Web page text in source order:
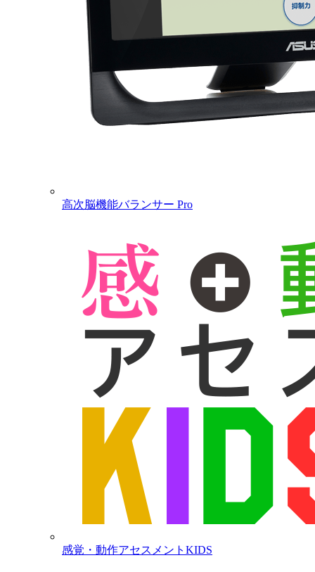
高次脳機能バランサー Pro
感覚・動作アセスメントKIDS